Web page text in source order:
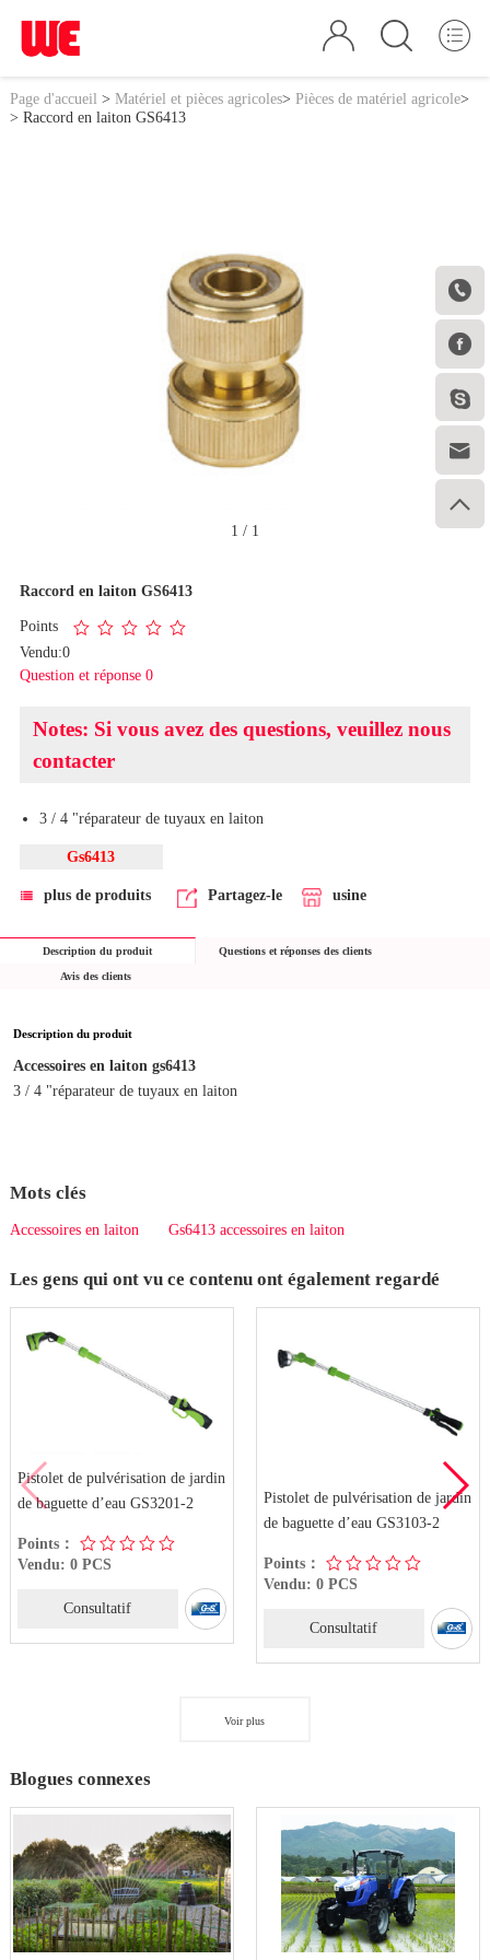





Page d'accueil > Matériel et pièces agricoles> Pièces de matériel agricole>
> Raccord en laiton GS6413
1 / 1
Raccord en laiton GS6413
Points
Vendu:0
Question et réponse 0
Notes: Si vous avez des questions, veuillez nous
contacter
3 / 4 "réparateur de tuyaux en laiton
Gs6413
plus de produits Partagez-le usine
Description du produit Questions et réponses des clients
Avis des clients
Description du produit
Accessoires en laiton gs6413
3 / 4 "réparateur de tuyaux en laiton
Mots clés
Accessoires en laiton Gs6413 accessoires en laiton
Les gens qui ont vu ce contenu ont également regardé
Pistolet de pulvérisation de jardin
de baguette d’eau GS3201-2
Points：
Vendu: 0 PCS
Consultatif
Pistolet de pulvérisation de jardin
de baguette d’eau GS3103-2
Points：
Vendu: 0 PCS
Consultatif
Voir plus
Blogues connexes